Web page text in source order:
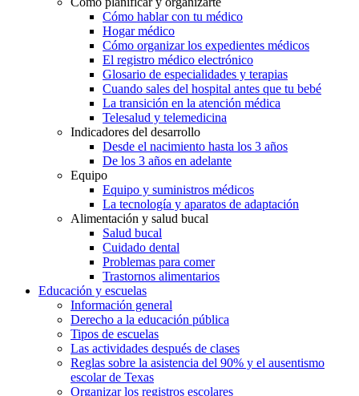
Cómo hablar con tu médico
Hogar médico
Cómo organizar los expedientes médicos
El registro médico electrónico
Glosario de especialidades y terapias
Cuando sales del hospital antes que tu bebé
La transición en la atención médica
Telesalud y telemedicina
Indicadores del desarrollo
Desde el nacimiento hasta los 3 años
De los 3 años en adelante
Equipo
Equipo y suministros médicos
La tecnología y aparatos de adaptación
Alimentación y salud bucal
Salud bucal
Cuidado dental
Problemas para comer
Trastornos alimentarios
Educación y escuelas
Información general
Derecho a la educación pública
Tipos de escuelas
Las actividades después de clases
Reglas sobre la asistencia del 90% y el ausentismo
escolar de Texas
Organizar los registros escolares